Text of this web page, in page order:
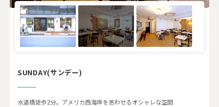
SUNDAY(サンデー)
水道橋徒歩2分。アメリカ西海岸を思わせるオシャレな空間